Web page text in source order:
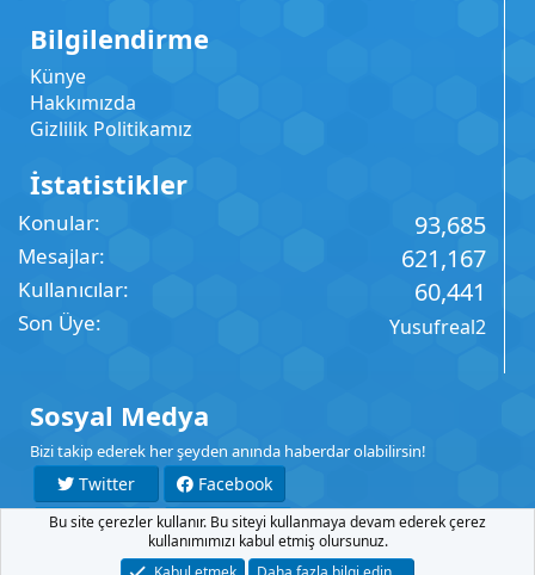
Bilgilendirme
Künye
Hakkımızda
Gizlilik Politikamız
İstatistikler
Konular 93,685
Mesajlar 621,167
Kullanıcılar 60,441
Son Üye Yusufreal2
Sosyal Medya
Bizi takip ederek her şeyden anında haberdar olabilirsin!
Twitter
Facebook
YouTube
Instagram
Bu site çerezler kullanır. Bu siteyi kullanmaya devam ederek çerez
kullanımımızı kabul etmiş olursunuz.